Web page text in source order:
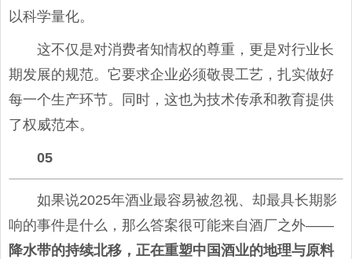
以科学量化。
这不仅是对消费者知情权的尊重，更是对行业长
期发展的规范。它要求企业必须敬畏工艺，扎实做好
每一个生产环节。同时，这也为技术传承和教育提供
了权威范本。
05
如果说2025年酒业最容易被忽视、却最具长期影
响的事件是什么，那么答案很可能来自酒厂之外——
降水带的持续北移，正在重塑中国酒业的地理与原料